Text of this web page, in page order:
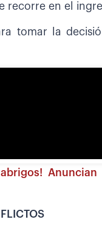
recorre en el
tomar la